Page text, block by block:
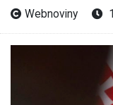
Webnoviny